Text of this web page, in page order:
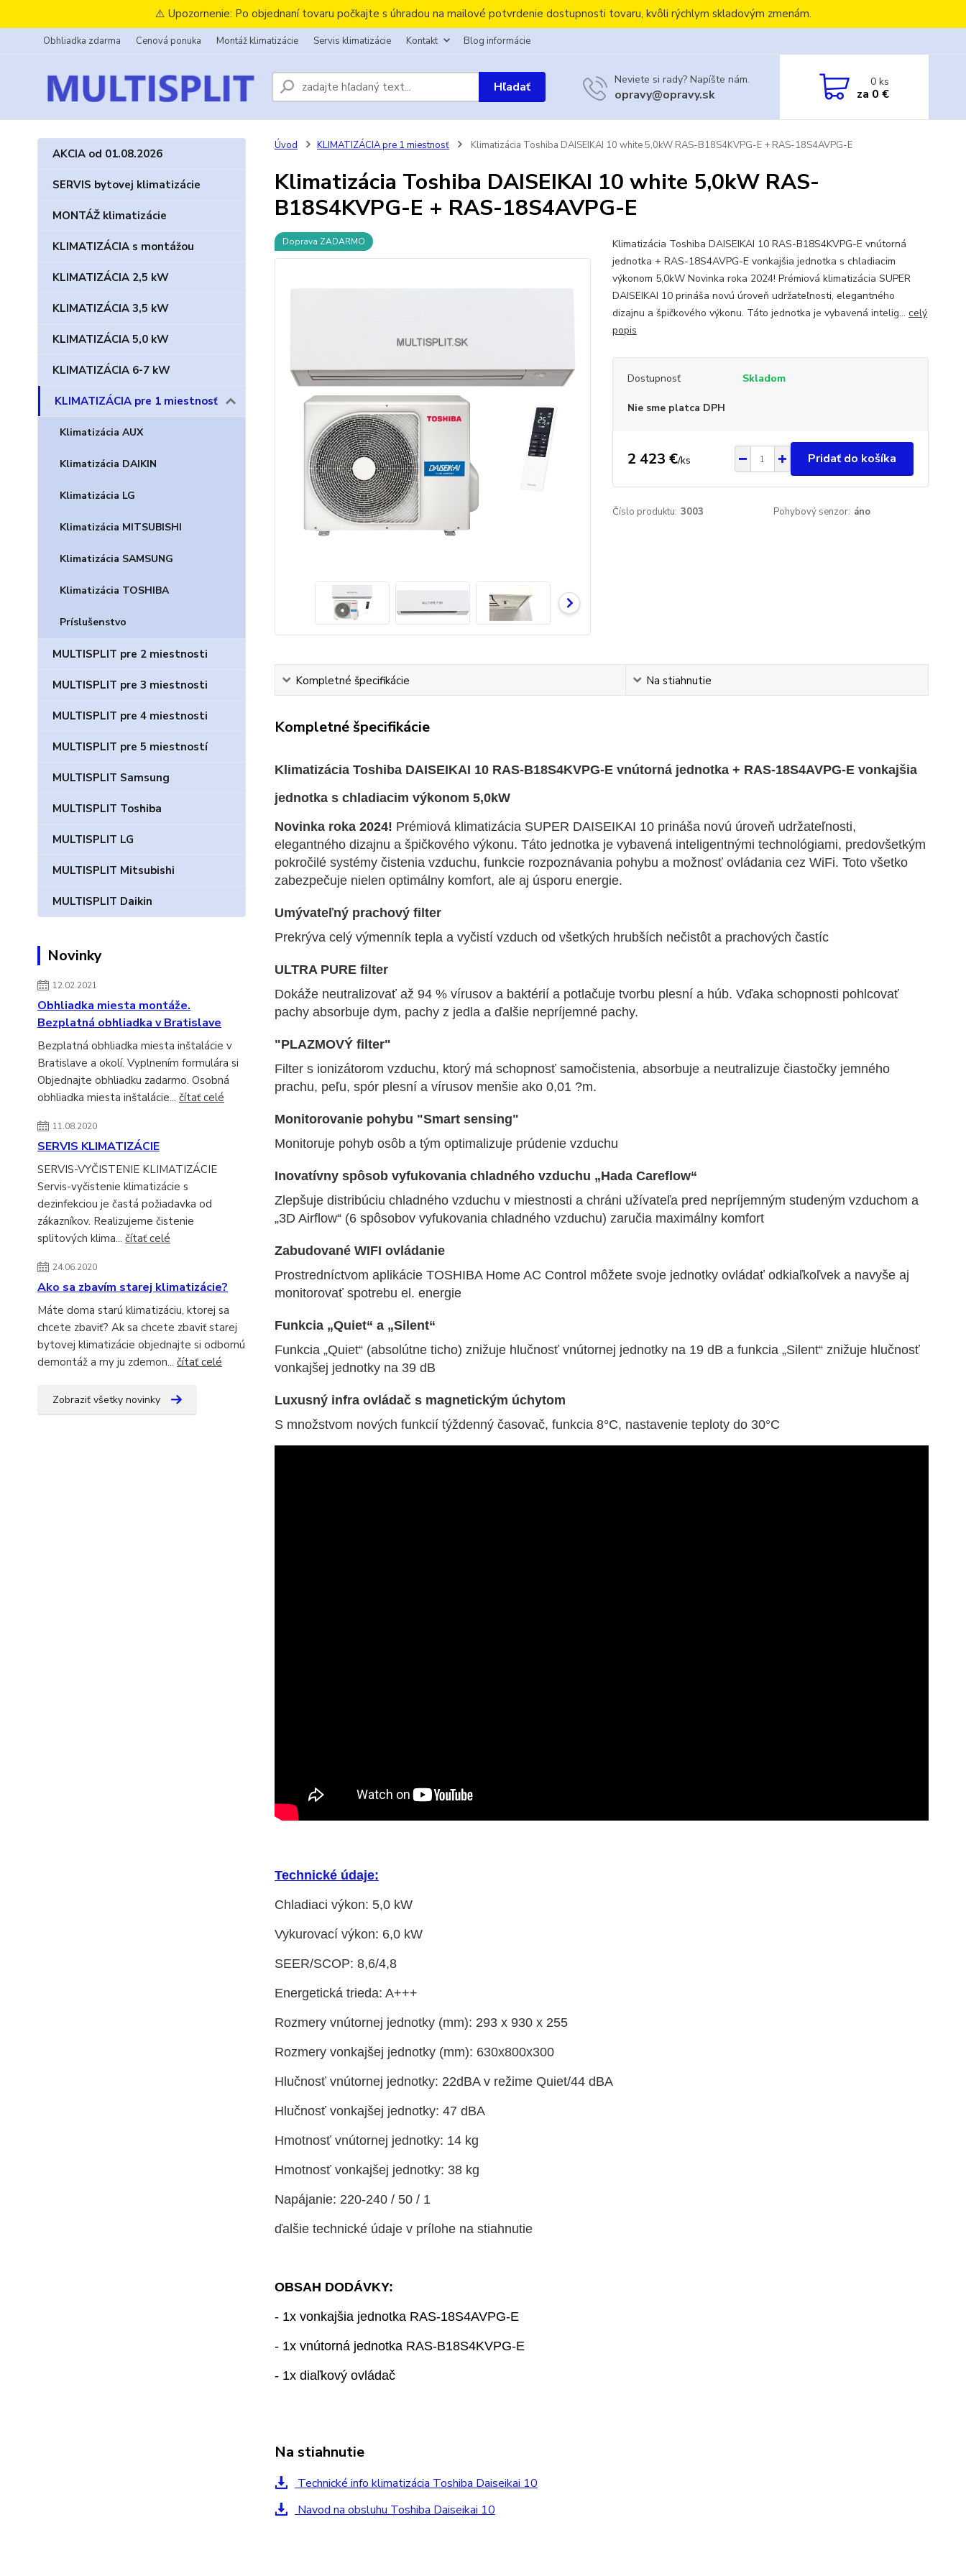
⚠️ Upozornenie: Po objednaní tovaru počkajte s úhradou na mailové potvrdenie dostupnosti tovaru, kvôli rýchlym skladovým zmenám.
Obhliadka zdarma Cenová ponuka Montáž klimatizácie Servis klimatizácie Kontakt Blog informácie
Hľadať Neviete si rady? Napíšte nám.
opravy@opravy.sk
0ks
za 0 €
AKCIA od 01.08.2026
SERVIS bytovej klimatizácie
MONTÁŽ klimatizácie
KLIMATIZÁCIA s montážou
KLIMATIZÁCIA 2,5 kW
KLIMATIZÁCIA 3,5 kW
KLIMATIZÁCIA 5,0 kW
KLIMATIZÁCIA 6-7 kW
KLIMATIZÁCIA pre 1 miestnosť
Klimatizácia AUX
Klimatizácia DAIKIN
Klimatizácia LG
Klimatizácia MITSUBISHI
Klimatizácia SAMSUNG
Klimatizácia TOSHIBA
Príslušenstvo
MULTISPLIT pre 2 miestnosti
MULTISPLIT pre 3 miestnosti
MULTISPLIT pre 4 miestnosti
MULTISPLIT pre 5 miestností
MULTISPLIT Samsung
MULTISPLIT Toshiba
MULTISPLIT LG
MULTISPLIT Mitsubishi
MULTISPLIT Daikin
Novinky
12.02.2021
Obhliadka miesta montáže.
Bezplatná obhliadka v Bratislave
Bezplatná obhliadka miesta inštalácie v
Bratislave a okolí. Vyplnením formulára si
Objednajte obhliadku zadarmo. Osobná
obhliadka miesta inštalácie... čítať celé
11.08.2020
SERVIS KLIMATIZÁCIE
SERVIS-VYČISTENIE KLIMATIZÁCIE
Servis-vyčistenie klimatizácie s
dezinfekciou je častá požiadavka od
zákazníkov. Realizujeme čistenie
splitových klima... čítať celé
24.06.2020
Ako sa zbavím starej klimatizácie?
Máte doma starú klimatizáciu, ktorej sa
chcete zbaviť? Ak sa chcete zbaviť starej
bytovej klimatizácie objednajte si odbornú
demontáž a my ju zdemon... čítať celé
Zobraziť všetky novinky
Úvod KLIMATIZÁCIA pre 1 miestnosť Klimatizácia Toshiba DAISEIKAI 10 white 5,0kW RAS-B18S4KVPG-E + RAS-18S4AVPG-E
Klimatizácia Toshiba DAISEIKAI 10 white 5,0kW RAS-
B18S4KVPG-E + RAS-18S4AVPG-E
Doprava ZADARMO
Klimatizácia Toshiba DAISEIKAI 10 RAS-B18S4KVPG-E vnútorná
jednotka + RAS-18S4AVPG-E vonkajšia jednotka s chladiacim
výkonom 5,0kW Novinka roka 2024! Prémiová klimatizácia SUPER
DAISEIKAI 10 prináša novú úroveň udržateľnosti, elegantného
dizajnu a špičkového výkonu. Táto jednotka je vybavená intelig... celý
popis
Dostupnosť Skladom
Nie sme platca DPH
2 423 €/ks Pridať do košíka
Číslo produktu: 3003 Pohybový senzor: áno
Kompletné špecifikácie Na stiahnutie
Kompletné špecifikácie
Klimatizácia Toshiba DAISEIKAI 10 RAS-B18S4KVPG-E vnútorná jednotka + RAS-18S4AVPG-E vonkajšia
jednotka s chladiacim výkonom 5,0kW
Novinka roka 2024! Prémiová klimatizácia SUPER DAISEIKAI 10 prináša novú úroveň udržateľnosti,
elegantného dizajnu a špičkového výkonu. Táto jednotka je vybavená inteligentnými technológiami, predovšetkým
pokročilé systémy čistenia vzduchu, funkcie rozpoznávania pohybu a možnosť ovládania cez WiFi. Toto všetko
zabezpečuje nielen optimálny komfort, ale aj úsporu energie.
Umývateľný prachový filter
Prekrýva celý výmenník tepla a vyčistí vzduch od všetkých hrubších nečistôt a prachových častíc
ULTRA PURE filter
Dokáže neutralizovať až 94 % vírusov a baktérií a potlačuje tvorbu plesní a húb. Vďaka schopnosti pohlcovať
pachy absorbuje dym, pachy z jedla a ďalšie nepríjemné pachy.
"PLAZMOVÝ filter"
Filter s ionizátorom vzduchu, ktorý má schopnosť samočistenia, absorbuje a neutralizuje čiastočky jemného
prachu, peľu, spór plesní a vírusov menšie ako 0,01 ?m.
Monitorovanie pohybu "Smart sensing"
Monitoruje pohyb osôb a tým optimalizuje prúdenie vzduchu
Inovatívny spôsob vyfukovania chladného vzduchu „Hada Careflow“
Zlepšuje distribúciu chladného vzduchu v miestnosti a chráni užívateľa pred nepríjemným studeným vzduchom a
„3D Airflow“ (6 spôsobov vyfukovania chladného vzduchu) zaručia maximálny komfort
Zabudované WIFI ovládanie
Prostredníctvom aplikácie TOSHIBA Home AC Control môžete svoje jednotky ovládať odkiaľkoľvek a navyše aj
monitorovať spotrebu el. energie
Funkcia „Quiet“ a „Silent“
Funkcia „Quiet“ (absolútne ticho) znižuje hlučnosť vnútornej jednotky na 19 dB a funkcia „Silent“ znižuje hlučnosť
vonkajšej jednotky na 39 dB
Luxusný infra ovládač s magnetickým úchytom
S množstvom nových funkcií týždenný časovač, funkcia 8°C, nastavenie teploty do 30°C
Technické údaje:
Chladiaci výkon: 5,0 kW
Vykurovací výkon: 6,0 kW
SEER/SCOP: 8,6/4,8
Energetická trieda: A+++
Rozmery vnútornej jednotky (mm): 293 x 930 x 255
Rozmery vonkajšej jednotky (mm): 630x800x300
Hlučnosť vnútornej jednotky: 22dBA v režime Quiet/44 dBA
Hlučnosť vonkajšej jednotky: 47 dBA
Hmotnosť vnútornej jednotky: 14 kg
Hmotnosť vonkajšej jednotky: 38 kg
Napájanie: 220-240 / 50 / 1
ďalšie technické údaje v prílohe na stiahnutie
OBSAH DODÁVKY:
- 1x vonkajšia jednotka RAS-18S4AVPG-E
- 1x vnútorná jednotka RAS-B18S4KVPG-E
- 1x diaľkový ovládač
Na stiahnutie
Technické info klimatizácia Toshiba Daiseikai 10
Navod na obsluhu Toshiba Daiseikai 10